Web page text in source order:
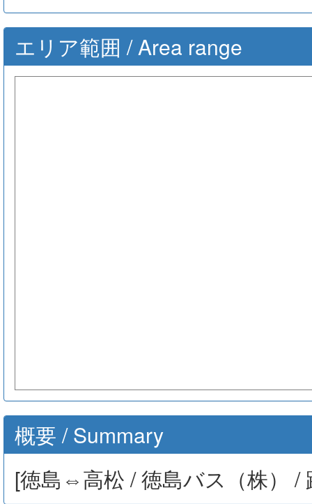
エリア範囲 / Area range
概要 / Summary
[徳島⇔高松 / 徳島バス（株） /